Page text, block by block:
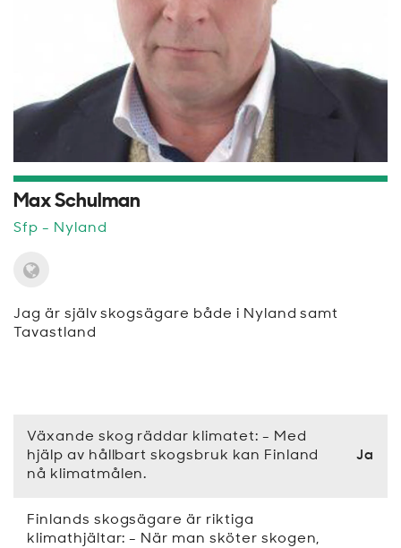
Max Schulman
Sfp - Nyland
Jag är själv skogsägare både i Nyland samt
Tavastland
Växande skog räddar klimatet: - Med
hjälp av hållbart skogsbruk kan Finland
nå klimatmålen.
Ja
Finlands skogsägare är riktiga
klimathjältar: - När man sköter skogen,